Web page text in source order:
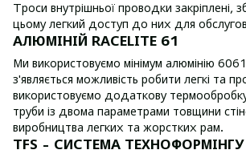
Троси внутрішньої проводки закріплені,
цьому легкий доступ до них для
АЛЮМІНІЙ RACELITE 61
Ми використовуємо мінімум алюмінію
з'являється можливість робити легкі та
використовуємо додаткову
труби із двома параметрами товщини
виробництва легких та жорстких рам.
TFS - СИСТЕМА ТЕХНОФОРМІНГУ